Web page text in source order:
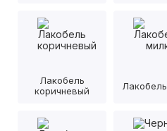
Лакобель
коричневый